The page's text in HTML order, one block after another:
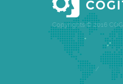
Copyrights © 2016
Inicio / Cogite